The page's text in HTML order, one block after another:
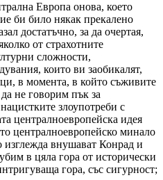
Европа онова, което
би било някак прекалено
достатъчно, за да очертая,
от страхотните
сложности,
които ви заобикалят,
в момента, в който съживите
не говорим пък за
злоупотреби с
централноевропейска идея
централноевропейско минало
изглежда внушават Конрад и
в цяла гора от исторически
гора, със сигурност;